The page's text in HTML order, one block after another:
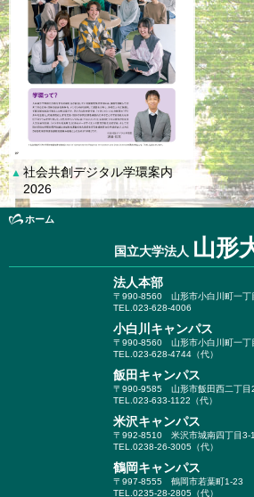
▲ 社会共創デジタル学環案内
2026
ホーム
国立大学法人 山形
法人本部
〒990-8560 山形市小白川町一丁
TEL.023-628-4006
小白川キャンパス
〒990-8560 山形市小白川町一丁
TEL.023-628-4744（代）
飯田キャンパス
〒990-9585 山形市飯田西二丁目
TEL.023-633-1122（代）
米沢キャンパス
〒992-8510 米沢市城南四丁目3-
TEL.0238-26-3005（代）
鶴岡キャンパス
〒997-8555 鶴岡市若葉町1-23
TEL.0235-28-2805（代）